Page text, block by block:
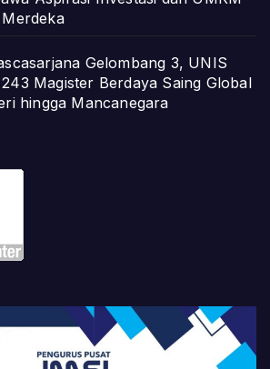
Gelombang 3, UNIS
Magister Berdaya Saing Global
hingga Mancanegara